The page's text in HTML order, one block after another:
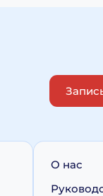
О нас